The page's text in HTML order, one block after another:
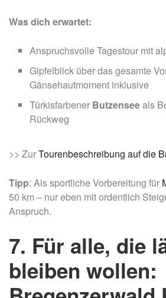
Was dich erwartet:
Anspruchsvolle Tagestour mit
Gipfelblick über das gesamte
Gänsehautmoment inklusive
Türkisfarbener Butzenseeals
Rückweg
>> ZurTourenbeschreibung auf die
Tipp: Als sportliche Vorbereitung für
50 km – nur eben mit ordentlich
Anspruch.
7. Für alle, die
bleiben wollen: